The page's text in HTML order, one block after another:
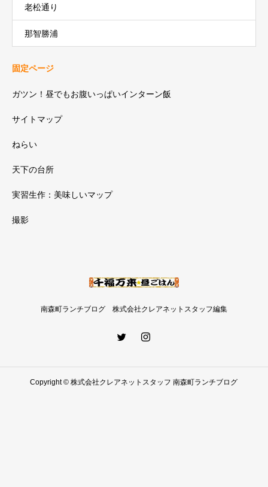
老松通り
那智勝浦
固定ページ
ガツン！昼でもお腹いっぱいインターン飯
サイトマップ
ねらい
天下の台所
実習生作：美味しいマップ
撮影
南森町ランチブログ 株式会社クレアネットスタッフ編集
Copyright © 株式会社クレアネットスタッフ 南森町ランチブログ